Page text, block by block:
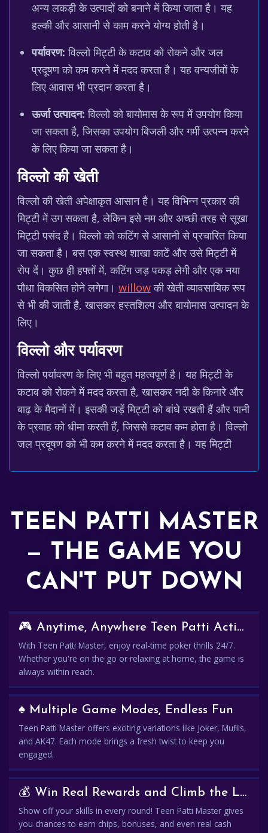
अन्य लकड़ी के उत्पादों को बनाने में किया जाता है। यह
हल्की और आसानी से काम करने योग्य होती है।
पर्यावरण: विल्लो मिट्टी के कटाव को रोकने और जल
प्रदूषण को कम करने में मदद करता है। यह वन्यजीवों के
लिए आवास भी प्रदान करता है।
ऊर्जा उत्पादन: विल्लो को बायोमास के रूप में उपयोग किया
जा सकता है, जिसका उपयोग बिजली और गर्मी उत्पन्न करने
के लिए किया जा सकता है।
विल्लो की खेती
विल्लो की खेती अपेक्षाकृत आसान है। यह विभिन्न प्रकार की
मिट्टी में उग सकता है, लेकिन इसे नम और अच्छी तरह से सूखा
मिट्टी पसंद है। विल्लो को कटिंग से आसानी से प्रचारित किया
जा सकता है। बस एक स्वस्थ शाखा काटें और उसे मिट्टी में
रोप दें। कुछ ही हफ्तों में, कटिंग जड़ पकड़ लेगी और एक नया
पौधा विकसित होने लगेगा। willowकी खेती व्यावसायिक रूप
से भी की जाती है, खासकर हस्तशिल्प और बायोमास उत्पादन के
लिए।
विल्लो और पर्यावरण
विल्लो पर्यावरण के लिए भी बहुत महत्वपूर्ण है। यह मिट्टी के
कटाव को रोकने में मदद करता है, खासकर नदी के किनारे और
बाढ़ के मैदानों में। इसकी जड़ें मिट्टी को बांधे रखती हैं और पानी
के प्रवाह को धीमा करती हैं, जिससे कटाव कम होता है। विल्लो
जल प्रदूषण को भी कम करने में मदद करता है। यह मिट्टी
TEEN PATTI MASTER
— THE GAME YOU
CAN'T PUT DOWN
🎮 Anytime, Anywhere Teen Patti Action
With Teen Patti Master, enjoy real-time poker thrills 24/7.
Whether you're on the go or relaxing at home, the game is
always within reach.
♠️ Multiple Game Modes, Endless Fun
Teen Patti Master offers exciting variations like Joker, Muflis,
and AK47. Each mode brings a fresh twist to keep you
engaged.
💰 Win Real Rewards and Climb the Leaderboard
Show off your skills in every round! Teen Patti Master gives
you chances to earn chips, bonuses, and even real cash